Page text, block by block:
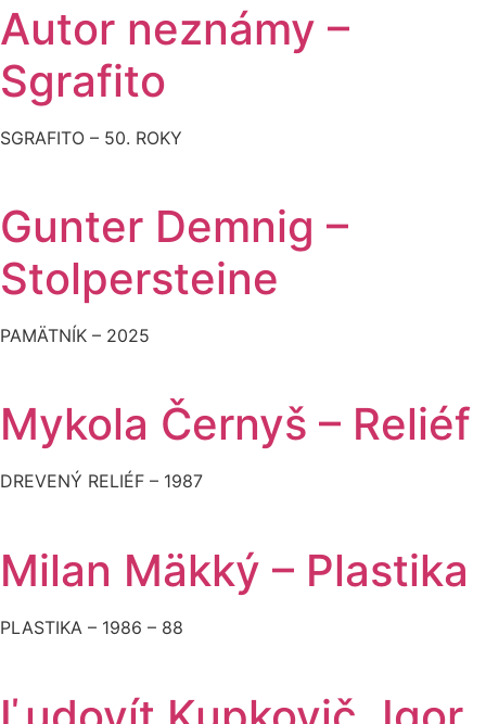
Autor neznámy –
Sgrafito
SGRAFITO – 50. ROKY
Gunter Demnig –
Stolpersteine
PAMÄTNÍK – 2025
Mykola Černyš – Reliéf
DREVENÝ RELIÉF – 1987
Milan Mäkký – Plastika
PLASTIKA – 1986 – 88